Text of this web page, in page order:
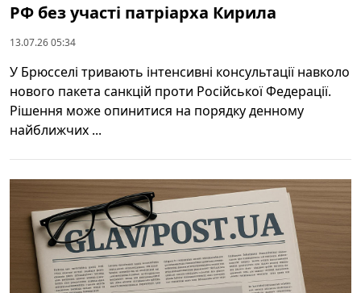
РФ без участі патріарха Кирила
13.07.26 05:34
У Брюсселі тривають інтенсивні консультації навколо
нового пакета санкцій проти Російської Федерації.
Рішення може опинитися на порядку денному
найближчих ...